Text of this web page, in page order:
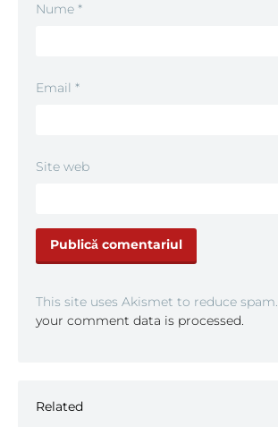
Nume *
Email *
Site web
This site uses Akismet to reduce spam.
your comment data is processed.
Related